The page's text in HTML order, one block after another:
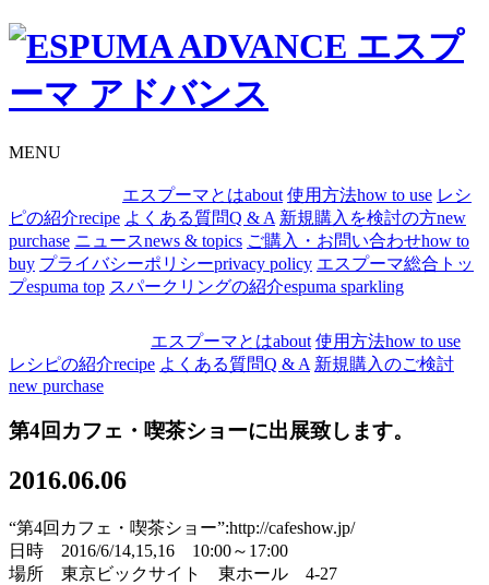
MENU
エスプーマとはabout 使用方法how to use レシ
ピの紹介recipe よくある質問Q & A 新規購入を検討の方new
purchase ニュースnews & topics ご購入・お問い合わせhow to
buy プライバシーポリシーprivacy policy エスプーマ総合トッ
プespuma top スパークリングの紹介espuma sparkling
エスプーマとはabout 使用方法how to use
レシピの紹介recipe よくある質問Q & A 新規購入のご検討
new purchase
第4回カフェ・喫茶ショーに出展致します。
2016.06.06
“第4回カフェ・喫茶ショー”:http://cafeshow.jp/
日時 2016/6/14,15,16 10:00～17:00
場所 東京ビックサイト 東ホール 4-27